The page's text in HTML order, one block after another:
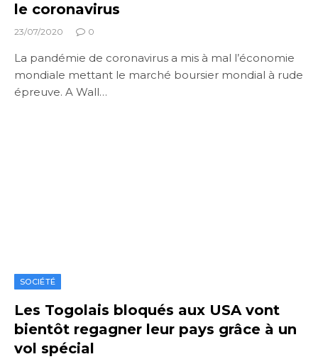
le coronavirus
23/07/2020 0
La pandémie de coronavirus a mis à mal l’économie
mondiale mettant le marché boursier mondial à rude
épreuve. A Wall…
SOCIÉTÉ
Les Togolais bloqués aux USA vont
bientôt regagner leur pays grâce à un
vol spécial